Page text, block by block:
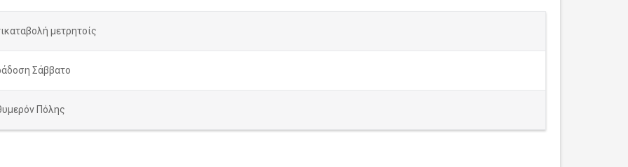
μετρητοίς
Σάββατο
Πόλης